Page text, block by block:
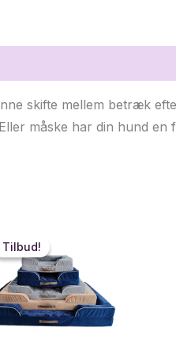
skifte mellem betræk
måske har din hund en
Tilbud!
Tilbud!